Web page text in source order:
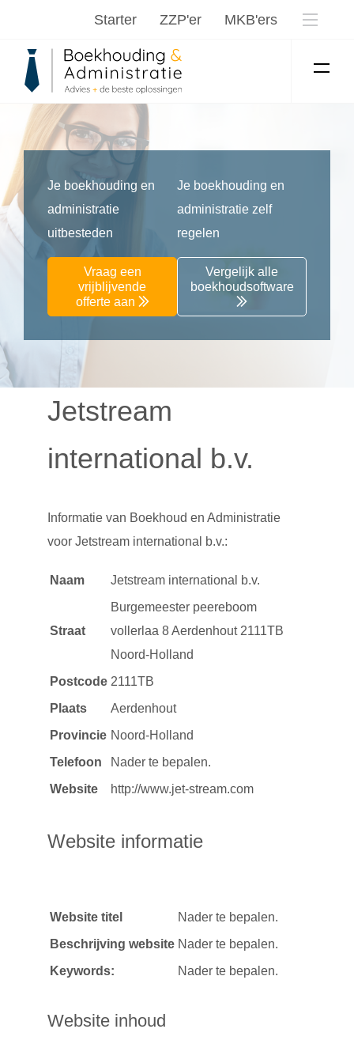
Starter ZZP'er MKB'ers
Je boekhouding en
administratie
uitbesteden
Vraag een
vrijblijvende
offerte aan
Je boekhouding en
administratie zelf
regelen
Vergelijk alle
boekhoudsoftware
Jetstream
international b.v.
Informatie van Boekhoud en Administratie
voor Jetstream international b.v.:
Naam Jetstream international b.v.
Straat
Burgemeester peereboom
vollerlaa 8 Aerdenhout 2111TB
Noord-Holland
Postcode 2111TB
Plaats
Aerdenhout
Provincie Noord-Holland
Telefoon
Nader te bepalen.
Website
http://www.jet-stream.com
Website informatie
Website titel
Nader te bepalen.
Beschrijving website Nader te bepalen.
Keywords:
Nader te bepalen.
Website inhoud